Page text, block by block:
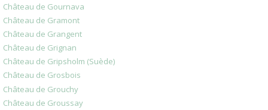
Château de Gournava
Château de Gramont
Château de Grangent
Château de Grignan
Château de Gripsholm (Suède)
Château de Grosbois
Château de Grouchy
Château de Groussay